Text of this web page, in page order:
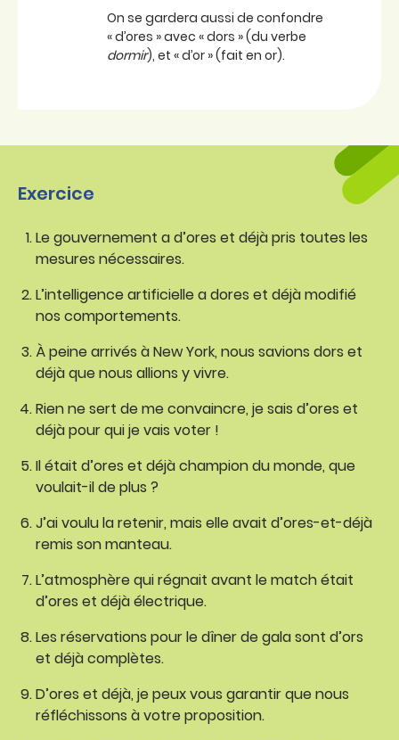
On se gardera aussi de confondre
« d’ores » avec « dors » (du verbe
dormir), et « d’or » (fait en or).
Exercice
Le gouvernement a d’ores et déjà pris toutes les
mesures nécessaires.
L’intelligence artificielle a dores et déjà modifié
nos comportements.
À peine arrivés à New York, nous savions dors et
déjà que nous allions y vivre.
Rien ne sert de me convaincre, je sais d’ores et
déjà pour qui je vais voter !
Il était d’ores et déjà champion du monde, que
voulait-il de plus ?
J’ai voulu la retenir, mais elle avait d’ores-et-déjà
remis son manteau.
L’atmosphère qui régnait avant le match était
d’ores et déjà électrique.
Les réservations pour le dîner de gala sont d’ors
et déjà complètes.
D’ores et déjà, je peux vous garantir que nous
réfléchissons à votre proposition.